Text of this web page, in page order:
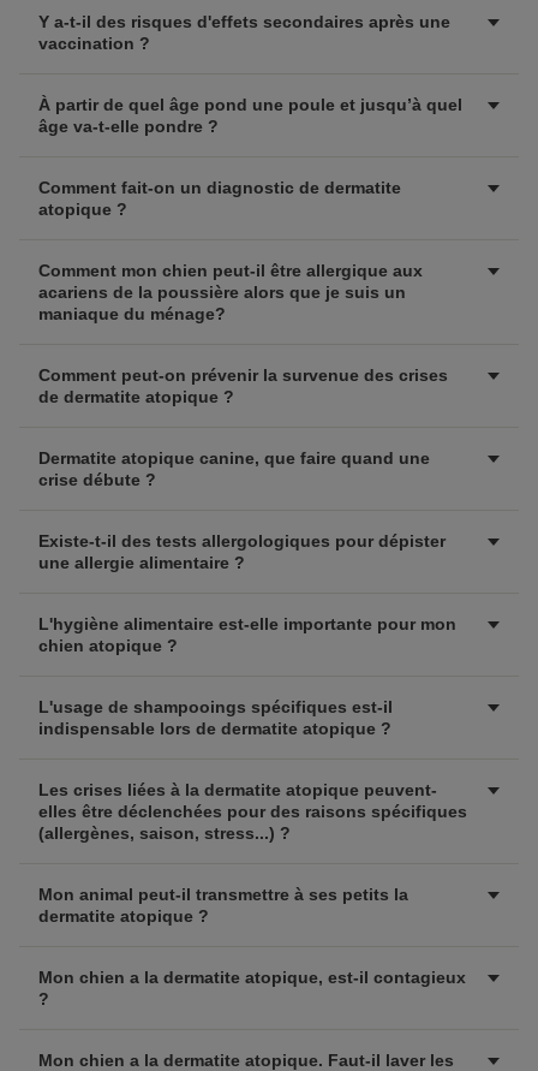
Y a-t-il des risques d'effets secondaires après une
vaccination ?
À partir de quel âge pond une poule et jusqu’à quel
âge va-t-elle pondre ?
Comment fait-on un diagnostic de dermatite
atopique ?
Comment mon chien peut-il être allergique aux
acariens de la poussière alors que je suis un
maniaque du ménage?
Comment peut-on prévenir la survenue des crises
de dermatite atopique ?
Dermatite atopique canine, que faire quand une
crise débute ?
Existe-t-il des tests allergologiques pour dépister
une allergie alimentaire ?
L'hygiène alimentaire est-elle importante pour mon
chien atopique ?
L'usage de shampooings spécifiques est-il
indispensable lors de dermatite atopique ?
Les crises liées à la dermatite atopique peuvent-
elles être déclenchées pour des raisons spécifiques
(allergènes, saison, stress...) ?
Mon animal peut-il transmettre à ses petits la
dermatite atopique ?
Mon chien a la dermatite atopique, est-il contagieux
?
Mon chien a la dermatite atopique. Faut-il laver les